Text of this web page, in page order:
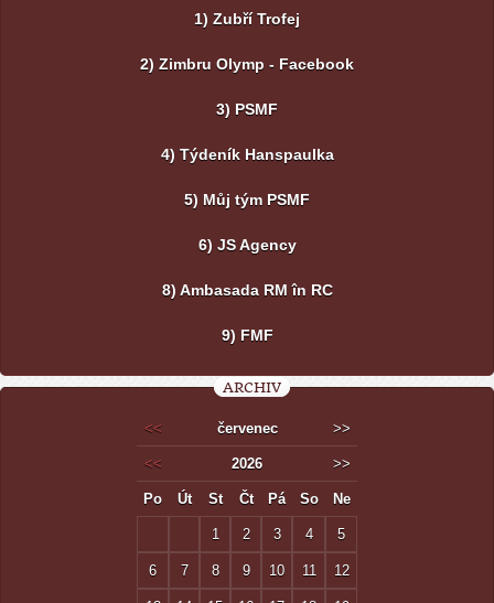
1) Zubří Trofej
2) Zimbru Olymp - Facebook
3) PSMF
4) Týdeník Hanspaulka
5) Můj tým PSMF
6) JS Agency
8) Ambasada RM în RC
9) FMF
ARCHIV
<< červenec >>
<< 2026 >>
Po Út St Čt Pá So Ne
1 2 3 4 5
6 7 8 9 10 11 12